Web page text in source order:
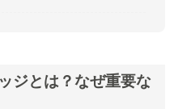
ジとは？なぜ重要な